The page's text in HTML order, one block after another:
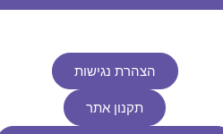
הצהרת נגישות
תקנון אתר